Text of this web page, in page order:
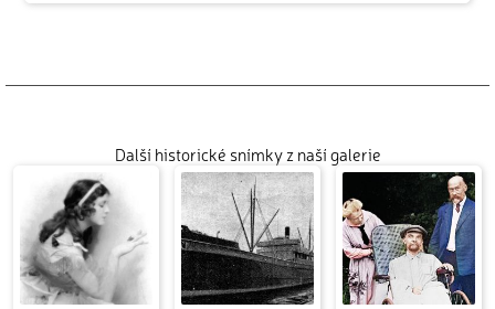
Další historické snímky z naší galerie